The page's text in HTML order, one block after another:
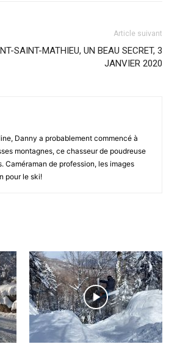
Article suivant
SAINT-MATHIEU, UN BEAU SECRET, 3
JANVIER 2020
Danny a probablement commencé à
montagnes, ce chasseur de poudreuse
Caméraman de profession, les images
pour le ski!